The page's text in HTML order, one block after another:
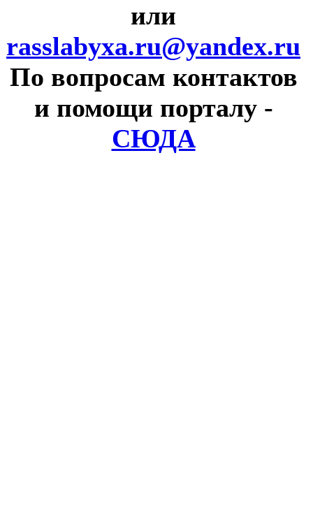
или
rasslabyxa.ru@yandex.ru
По вопросам контактов
и помощи порталу -
СЮДА